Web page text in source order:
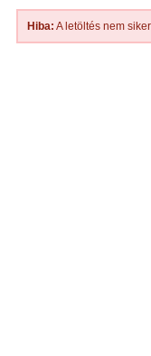
Hiba: A letöltés nem